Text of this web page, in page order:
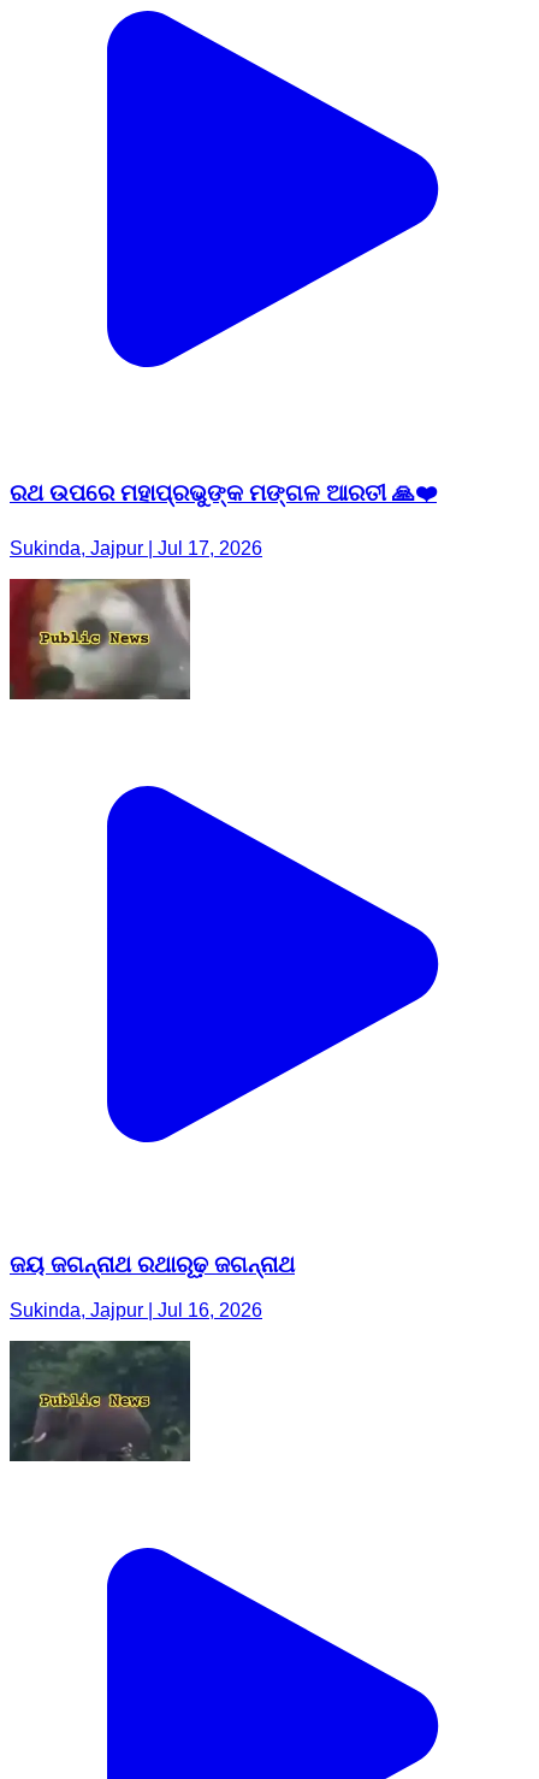
ରଥ ଉପରେ ମହାପ୍ରଭୁଙ୍କ ମଙ୍ଗଳ ଆରତୀ 🙏❤️
Sukinda, Jajpur | Jul 17, 2026
ଜୟ ଜଗନ୍ନାଥ ରଥାରୂଢ଼ ଜଗନ୍ନାଥ
Sukinda, Jajpur | Jul 16, 2026